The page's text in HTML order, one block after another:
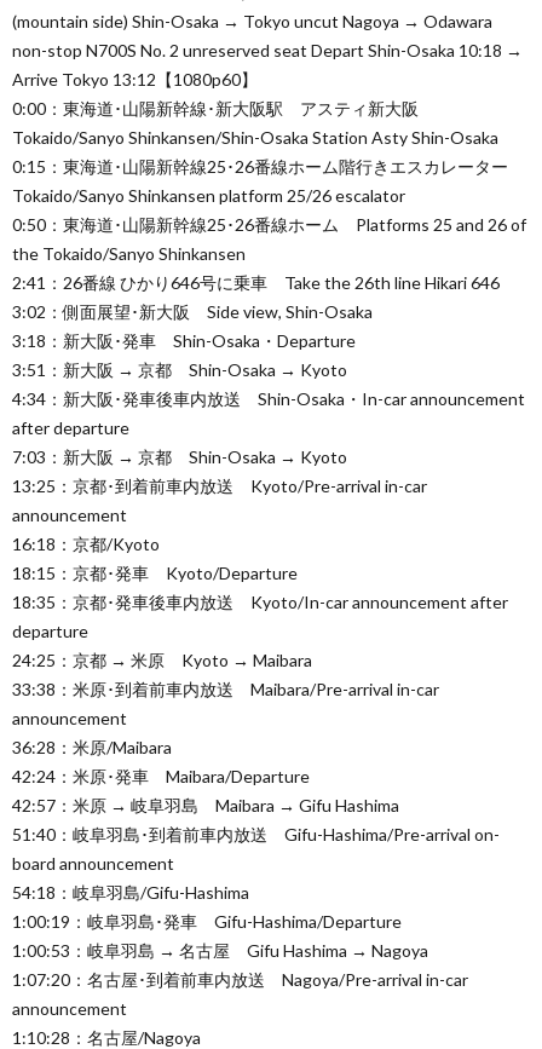
(mountain side) Shin-Osaka → Tokyo uncut Nagoya → Odawara
non-stop N700S No. 2 unreserved seat Depart Shin-Osaka 10:18 →
Arrive Tokyo 13:12【1080p60】
0:00：東海道･山陽新幹線･新大阪駅 アスティ新大阪
Tokaido/Sanyo Shinkansen/Shin-Osaka Station Asty Shin-Osaka
0:15：東海道･山陽新幹線25･26番線ホーム階行きエスカレーター
Tokaido/Sanyo Shinkansen platform 25/26 escalator
0:50：東海道･山陽新幹線25･26番線ホーム Platforms 25 and 26 of
the Tokaido/Sanyo Shinkansen
2:41：26番線 ひかり646号に乗車 Take the 26th line Hikari 646
3:02：側面展望･新大阪 Side view, Shin-Osaka
3:18：新大阪･発車 Shin-Osaka・Departure
3:51：新大阪 → 京都 Shin-Osaka → Kyoto
4:34：新大阪･発車後車内放送 Shin-Osaka・In-car announcement
after departure
7:03：新大阪 → 京都 Shin-Osaka → Kyoto
13:25：京都･到着前車内放送 Kyoto/Pre-arrival in-car
announcement
16:18：京都/Kyoto
18:15：京都･発車 Kyoto/Departure
18:35：京都･発車後車内放送 Kyoto/In-car announcement after
departure
24:25：京都 → 米原 Kyoto → Maibara
33:38：米原･到着前車内放送 Maibara/Pre-arrival in-car
announcement
36:28：米原/Maibara
42:24：米原･発車 Maibara/Departure
42:57：米原 → 岐阜羽島 Maibara → Gifu Hashima
51:40：岐阜羽島･到着前車内放送 Gifu-Hashima/Pre-arrival on-
board announcement
54:18：岐阜羽島/Gifu-Hashima
1:00:19：岐阜羽島･発車 Gifu-Hashima/Departure
1:00:53：岐阜羽島 → 名古屋 Gifu Hashima → Nagoya
1:07:20：名古屋･到着前車内放送 Nagoya/Pre-arrival in-car
announcement
1:10:28：名古屋/Nagoya